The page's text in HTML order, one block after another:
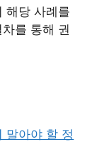
해당 사례를
를 통해 권
말아야 할 정